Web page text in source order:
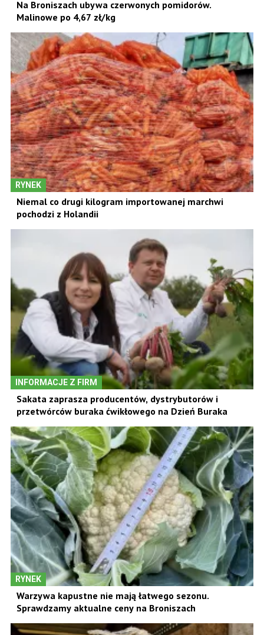
Na Broniszach ubywa czerwonych pomidorów.
Malinowe po 4,67 zł/kg
RYNEK
Niemal co drugi kilogram importowanej marchwi
pochodzi z Holandii
INFORMACJE Z FIRM
Sakata zaprasza producentów, dystrybutorów i
przetwórców buraka ćwikłowego na Dzień Buraka
RYNEK
Warzywa kapustne nie mają łatwego sezonu.
Sprawdzamy aktualne ceny na Broniszach